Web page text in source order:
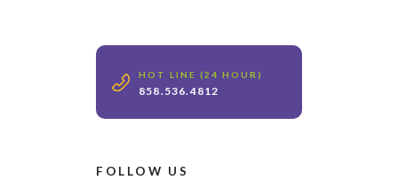
HOT LINE (24 HOUR)
858.536.4812
FOLLOW US